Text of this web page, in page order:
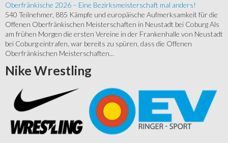
Oberfränkische 2026 – Eine Bezirksmeisterschaft mal anders!
540 Teilnehmer, 885 Kämpfe und europäische Aufmerksamkeit für die
Offenen Oberfränkischen Meisterschaften in Neustadt bei Coburg Als
am frühen Morgen die ersten Vereine in der Frankenhalle von Neustadt
bei Coburg eintrafen, war bereits zu spüren, dass die Offenen
Oberfränkischen Meisterschaften...
Nike Wrestling